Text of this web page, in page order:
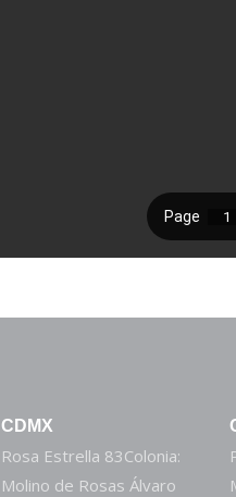
CDMX
Rosa Estrella 83Colonia:
Molino de Rosas Álvaro